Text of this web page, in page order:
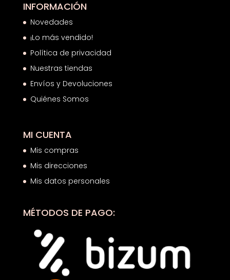
INFORMACIÓN
Novedades
¡Lo más vendido!
Política de privacidad
Nuestras tiendas
Envíos y Devoluciones
Quiénes Somos
MI CUENTA
Mis compras
Mis direcciones
Mis datos personales
MÉTODOS DE PAGO: